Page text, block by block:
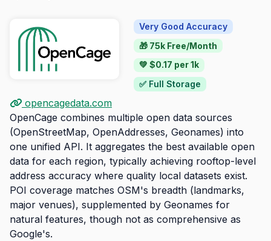
Very Good Accuracy
🎁 75k Free/Month
💚 $0.17 per 1k
✅ Full Storage
opencagedata.com
OpenCage combines multiple open data sources
(OpenStreetMap, OpenAddresses, Geonames) into
one unified API. It aggregates the best available open
data for each region, typically achieving rooftop-level
address accuracy where quality local datasets exist.
POI coverage matches OSM's breadth (landmarks,
major venues), supplemented by Geonames for
natural features, though not as comprehensive as
Google's.